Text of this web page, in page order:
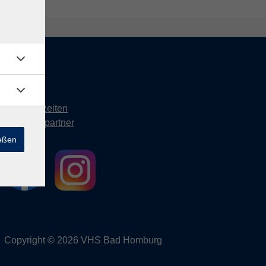
Kontakt
Öffnungszeiten
Ansprechpartner
Copyright © 2026 VHS Bad Homburg